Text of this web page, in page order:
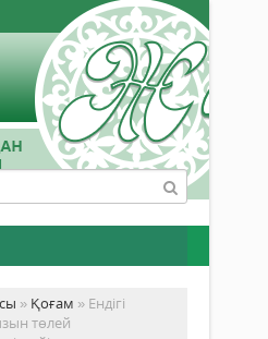
» Қоғам » Ендігі
төлей